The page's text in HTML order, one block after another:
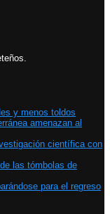
y menos toldos
amenazan al
científica con
las tómbolas de
para el regreso